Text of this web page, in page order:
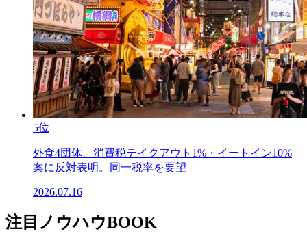
5位
外食4団体、消費税テイクアウト1%・イートイン10%
案に反対表明。同一税率を要望
2026.07.16
注目ノウハウBOOK